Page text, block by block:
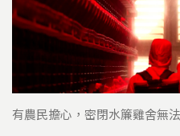
有農民擔心，密閉水簾雞舍無